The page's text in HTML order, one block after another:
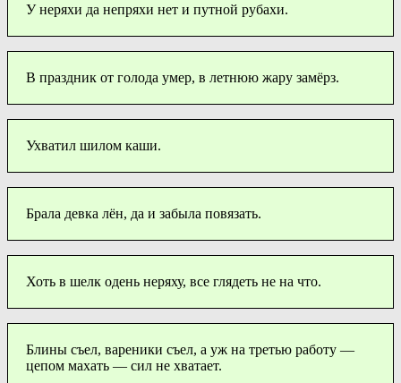
У неряхи да непряхи нет и путной рубахи.
В праздник от голода умер, в летнюю жару замёрз.
Ухватил шилом каши.
Брала девка лён, да и забыла повязать.
Хоть в шелк одень неряху, все глядеть не на что.
Блины съел, вареники съел, а уж на третью работу —
цепом махать — сил не хватает.